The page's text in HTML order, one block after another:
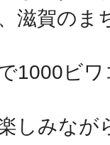
滋賀のま
1000ビ
しみなが
池袋